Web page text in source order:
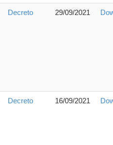
Decreto 29/09/2021
Decreto 16/09/2021